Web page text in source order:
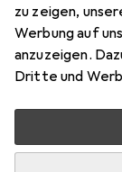
zu zeigen,
Werbung auf
anzuzeigen.
Dritte und
Preis in EUR
Bewertungen
Zwischen